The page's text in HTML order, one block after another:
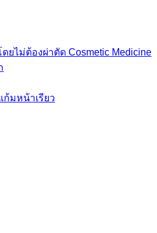
ยไม่ต้องผ่าตัด Cosmetic Medicine
มหน้าเรียว